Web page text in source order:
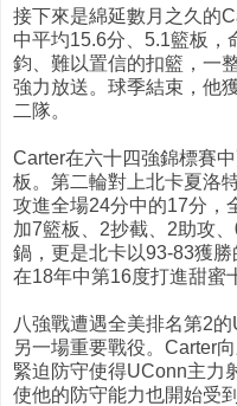
接下來是綿延數月之久的
中平圴15.6分、5.1籃板，
鈞、難以置信的扣籃，一
強力放送。球季結束，他
二隊。
Carter在六十四強錦標賽
板。第二輪對上北卡夏洛
攻進全場24分中的17分，
加7籃板、2抄截、2助攻
鍋，更是北卡以93-83獲
在18年中第16度打進甜蜜
八強戰遭遇全美排名第2
另一場重要戰役。Carter
緊迫防守使得UConn主力
使他的防守能力也開始受